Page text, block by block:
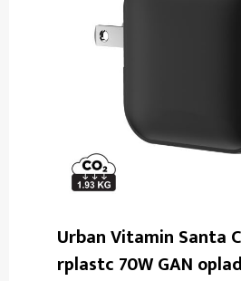
Urban Vitamin Santa
rplastc 70W GAN